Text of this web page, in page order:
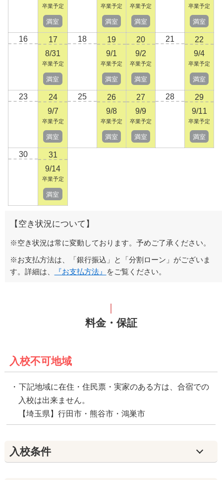
卒業予定
満室
卒業予定
満室
卒業予定
満室
卒業予定
満室
16
17
8/31
卒業予定
満室
18
19
9/1
卒業予定
満室
20
9/2
卒業予定
満室
21
22
9/4
卒業予定
満室
23
24
9/7
卒業予定
満室
25
26
9/8
卒業予定
満室
27
9/9
卒業予定
満室
28
29
9/11
卒業予定
満室
30
31
9/14
卒業予定
満室
【空き状況について】
※空き状況は常に変動しております。予めご了承ください。
※お支払方法は、「銀行振込」と「分割ローン」がございま
す。詳細は、
『お支払方法』 をご覧ください。
料金・保証
入校不可地域
下記地域に在住・住民票・実家のある方は、合宿での
入校は出来ません。
【埼玉県】行田市・熊谷市・鴻巣市
入校条件